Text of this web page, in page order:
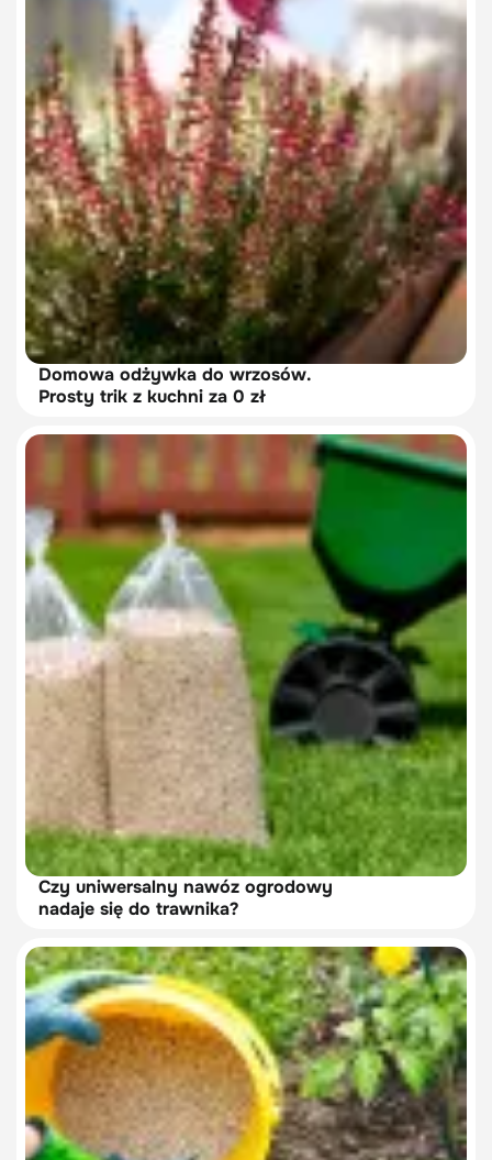
Domowa odżywka do wrzosów.
Prosty trik z kuchni za 0 zł
Czy uniwersalny nawóz ogrodowy
nadaje się do trawnika?